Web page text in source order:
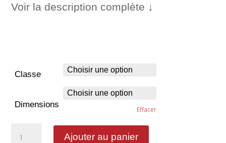
Voir la description complète ↓
Classe
Dimensions
Effacer
de
Ajouter au panier